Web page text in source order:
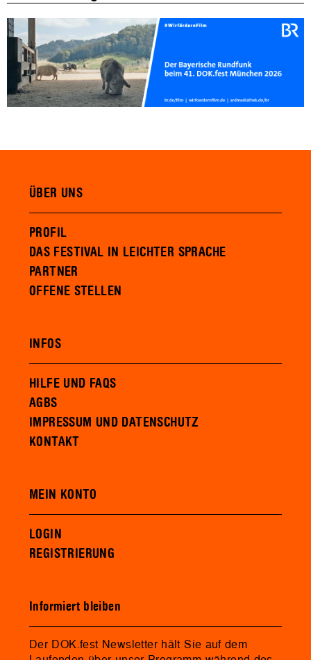
ÜBER UNS
PROFIL
DAS FESTIVAL IN LEICHTER SPRACHE
PARTNER
OFFENE STELLEN
INFOS
HILFE UND FAQS
AGBS
IMPRESSUM UND DATENSCHUTZ
KONTAKT
MEIN KONTO
LOGIN
REGISTRIERUNG
Informiert bleiben
Der DOK.fest Newsletter hält Sie auf dem